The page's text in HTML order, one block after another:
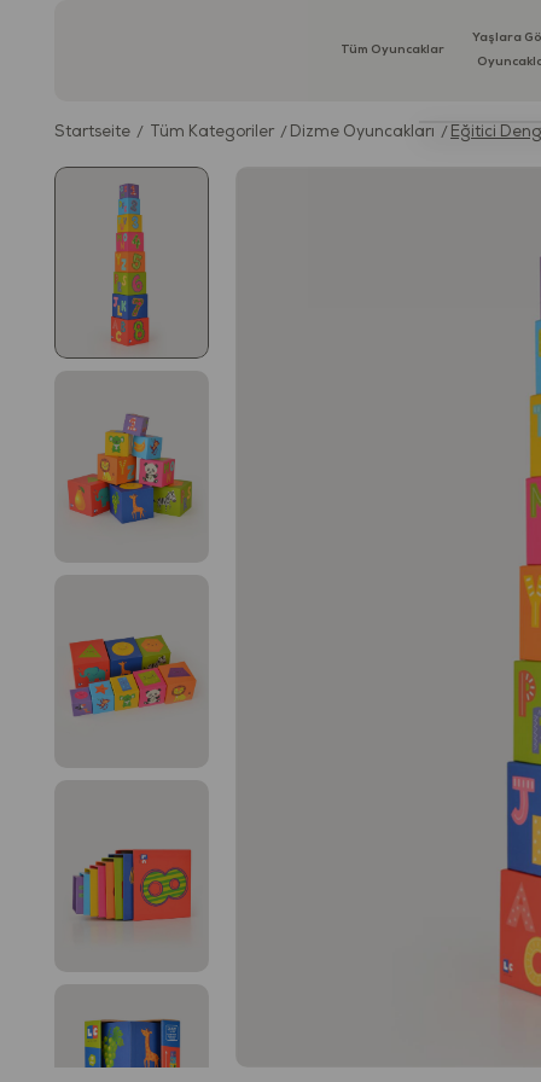
Tüm Oyuncaklar
Yaşlara
Startseite Tüm Kategoriler Dizme Oyuncakları Eğitici